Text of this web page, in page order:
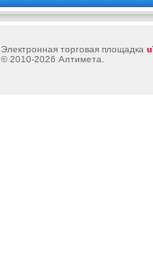
Электронная торговая площадка u
© 2010-2026 Алтимета